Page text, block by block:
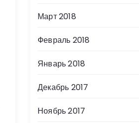
Март 2018
Февраль 2018
Январь 2018
Декабрь 2017
Ноябрь 2017